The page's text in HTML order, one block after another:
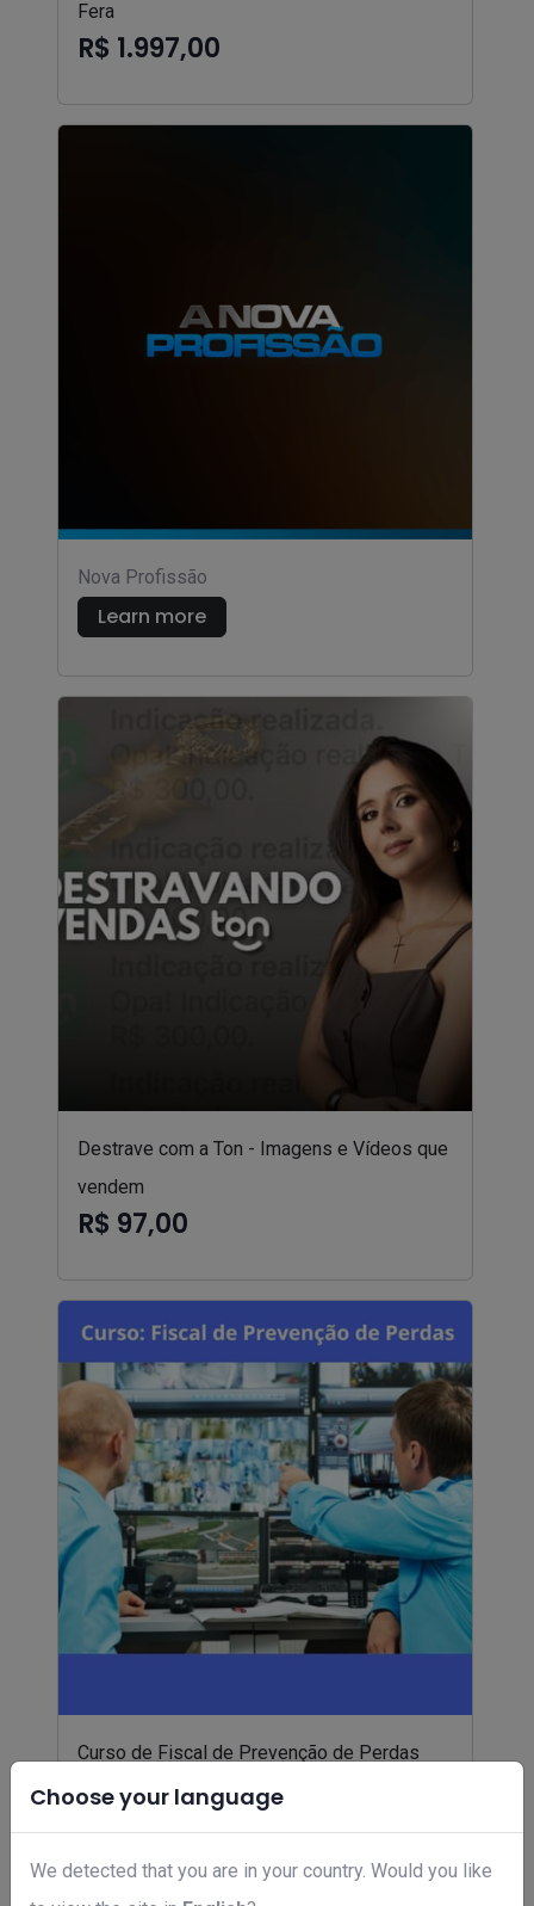
Choose your language
We detected that you are in your country. Would you like
Fera
R$ 1.997,00
Nova Profissão
Learn more
Destrave com a Ton - Imagens e Vídeos que
vendem
R$ 97,00
Curso de Fiscal de Prevenção de Perdas
R$ 19,50